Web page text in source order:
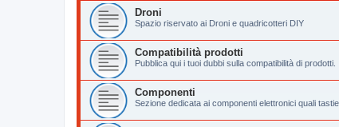
Droni
Spazio riservato ai Droni e quadricotteri DIY
Compatibilità prodotti
Pubblica qui i tuoi dubbi sulla compatibilità di prodotti.
Componenti
Sezione dedicata ai componenti elettronici quali